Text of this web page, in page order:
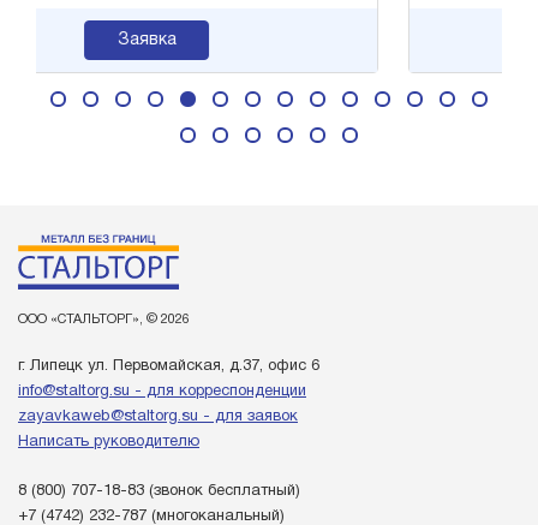
ООО «СТАЛЬТОРГ», © 2026
г. Липецк ул. Первомайская, д.37, офис 6
info@staltorg.su - для корреспонденции
zayavkaweb@staltorg.su - для заявок
Написать руководителю
8 (800) 707-18-83 (звонок бесплатный)
+7 (4742) 232-787 (многоканальный)